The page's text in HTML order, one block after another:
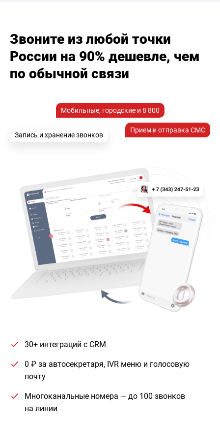
Звоните из любой точки
России на 90% дешевле, чем
по обычной связи
Мобильные, городские и 8 800
Прием и отправка СМС
Запись и хранение звонков
30+ интеграций с CRM
0 ₽ за автосекретаря, IVR меню и голосовую
почту
Многоканальные номера — до 100 звонков
на линии